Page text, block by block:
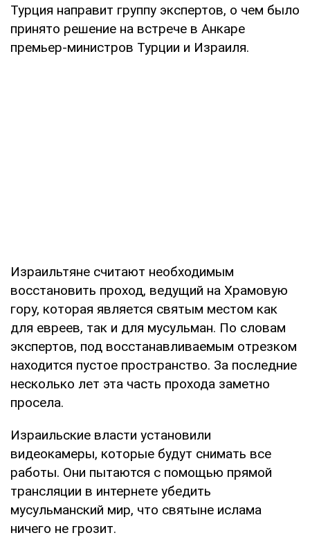
Турция направит группу экспертов, о чем было
принято решение на встрече в Анкаре
премьер-министров Турции и Израиля.
Израильтяне считают необходимым
восстановить проход, ведущий на Храмовую
гору, которая является святым местом как
для евреев, так и для мусульман. По словам
экспертов, под восстанавливаемым отрезком
находится пустое пространство. За последние
несколько лет эта часть прохода заметно
просела.
Израильские власти установили
видеокамеры, которые будут снимать все
работы. Они пытаются с помощью прямой
трансляции в интернете убедить
мусульманский мир, что святыне ислама
ничего не грозит.